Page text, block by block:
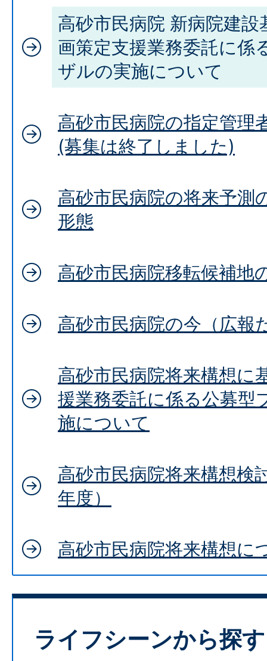
高砂市民病院 新病院建設
画策定支援業務委託に係
ザルの実施について
高砂市民病院の指定管理
(募集は終了しました)
高砂市民病院の将来予測
形態
高砂市民病院移転候補地
高砂市民病院の今（広報
高砂市民病院将来構想に
援業務委託に係る公募型
施について
高砂市民病院将来構想検
年度）
高砂市民病院将来構想に
ライフシーンから探す